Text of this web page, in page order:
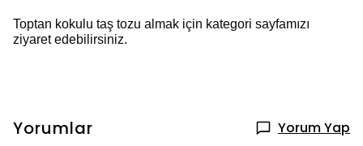
Toptan kokulu taş tozu almak için kategori sayfamızı
ziyaret edebilirsiniz.
Yorumlar Yorum Yap